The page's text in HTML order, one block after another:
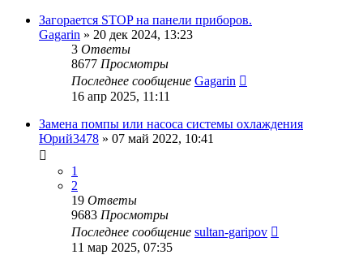
Загорается STOP на панели приборов.
Gagarin » 20 дек 2024, 13:23
3 Ответы
8677 Просмотры
Последнее сообщение Gagarin
16 апр 2025, 11:11
Замена помпы или насоса системы охлаждения
Юрий3478 » 07 май 2022, 10:41
1
2
19 Ответы
9683 Просмотры
Последнее сообщение sultan-garipov
11 мар 2025, 07:35